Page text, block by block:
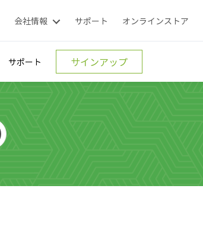
会社情報 サポート オンラインストア
サポート サインアップ